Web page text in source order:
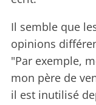
Il semble que
opinions
"Par exemple,
mon père de
il est inutilisé